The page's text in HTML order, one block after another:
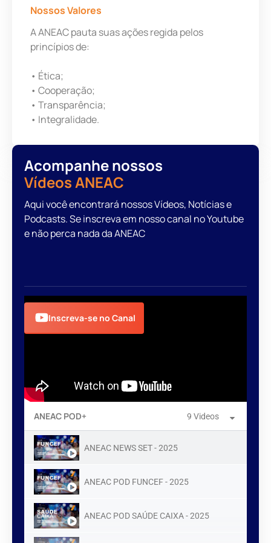
Nossos Valores
A ANEAC pauta suas ações regida pelos
princípios de:
• Ética;
• Cooperação;
• Transparência;
• Integralidade.
Acompanhe nossos
Vídeos ANEAC
Aqui você encontrará nossos Vídeos, Notícias e
Podcasts. Se inscreva em nosso canal no Youtube
e não perca nada da ANEAC
Inscreva-se no Canal
ANEAC POD+ 9 Videos
ANEAC NEWS SET - 2025
ANEAC POD FUNCEF - 2025
ANEAC POD SAÚDE CAIXA - 2025